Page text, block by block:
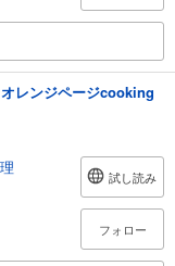
オレンジページcooking
試し読み
フォロー